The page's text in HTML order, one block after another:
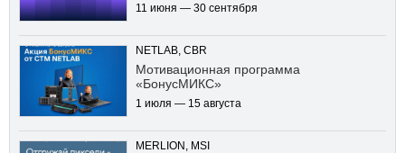
11 июня — 30 сентября
NETLAB, CBR
Мотивационная программа
«БонусМИКС»
1 июля — 15 августа
MERLION, MSI